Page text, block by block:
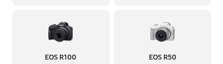
EOS R100 EOS R50